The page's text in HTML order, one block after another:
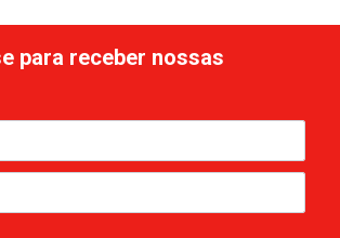
para receber nossas